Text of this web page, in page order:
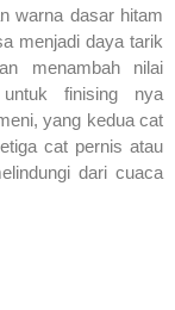
warna dasar hitam
menjadi daya tarik
menambah nilai
finising nya
yang kedua cat
cat pernis atau
dari cuaca